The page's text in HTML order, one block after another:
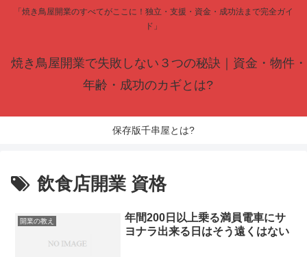
「焼き鳥屋開業のすべてがここに！独立・支援・資金・成功法まで完全ガイ
ド」
焼き鳥屋開業で失敗しない３つの秘訣｜資金・物件・
年齢・成功のカギとは?
保存版千串屋とは?
飲食店開業 資格
開業の教え
年間200日以上乗る満員電車にサ
ヨナラ出来る日はそう遠くはない